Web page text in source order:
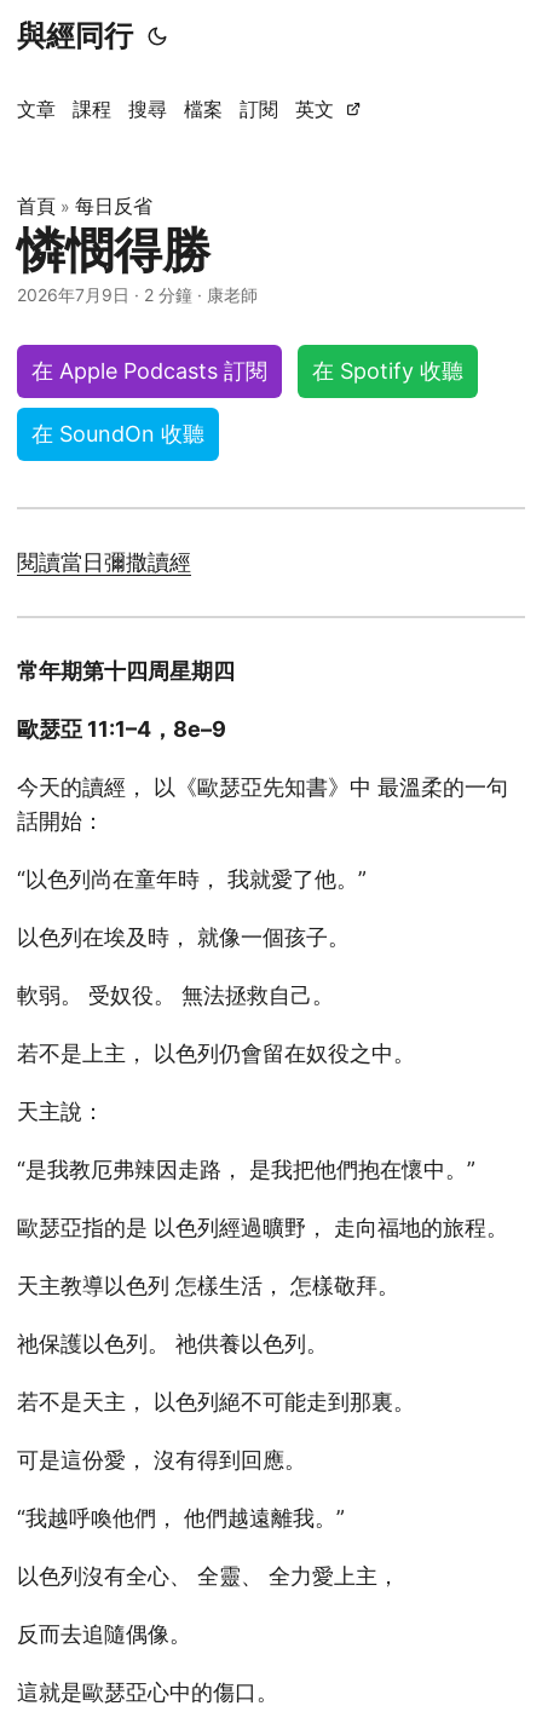
與經同行
文章 課程 搜尋 檔案 訂閱 英文
首頁 » 每日反省
憐憫得勝
2026年7月9日 · 2 分鐘 · 康老師
在 Apple Podcasts 訂閱 在 Spotify 收聽
在 SoundOn 收聽
閱讀當日彌撒讀經
常年期第十四周星期四
歐瑟亞 11:1–4，8e–9
今天的讀經， 以《歐瑟亞先知書》中 最溫柔的一句
話開始：
“以色列尚在童年時， 我就愛了他。”
以色列在埃及時， 就像一個孩子。
軟弱。 受奴役。 無法拯救自己。
若不是上主， 以色列仍會留在奴役之中。
天主說：
“是我教厄弗辣因走路， 是我把他們抱在懷中。”
歐瑟亞指的是 以色列經過曠野， 走向福地的旅程。
天主教導以色列 怎樣生活， 怎樣敬拜。
祂保護以色列。 祂供養以色列。
若不是天主， 以色列絕不可能走到那裏。
可是這份愛， 沒有得到回應。
“我越呼喚他們， 他們越遠離我。”
以色列沒有全心、 全靈、 全力愛上主，
反而去追隨偶像。
這就是歐瑟亞心中的傷口。